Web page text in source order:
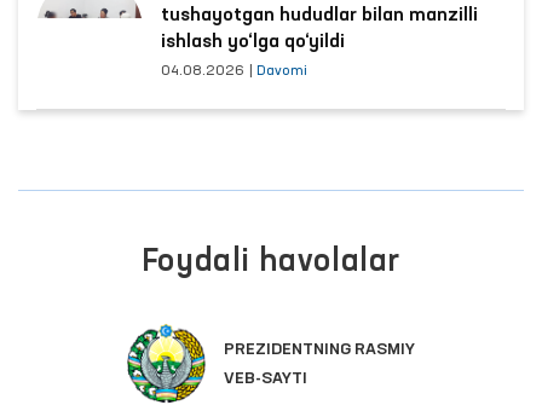
tushayotgan hududlar bilan manzilli
ishlash yo‘lga qo‘yildi
04.08.2026 Davomi
Foydali havolalar
PREZIDENTNING RASMIY
VEB-SAYTI